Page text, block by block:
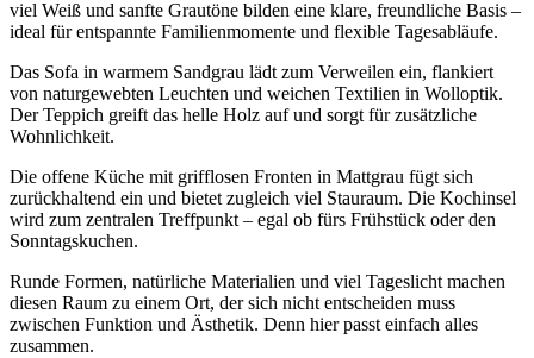
viel Weiß und sanfte Grautöne bilden eine klare, freundliche Basis –
ideal für entspannte Familienmomente und flexible Tagesabläufe.
Das Sofa in warmem Sandgrau lädt zum Verweilen ein, flankiert
von naturgewebten Leuchten und weichen Textilien in Wolloptik.
Der Teppich greift das helle Holz auf und sorgt für zusätzliche
Wohnlichkeit.
Die offene Küche mit grifflosen Fronten in Mattgrau fügt sich
zurückhaltend ein und bietet zugleich viel Stauraum. Die Kochinsel
wird zum zentralen Treffpunkt – egal ob fürs Frühstück oder den
Sonntagskuchen.
Runde Formen, natürliche Materialien und viel Tageslicht machen
diesen Raum zu einem Ort, der sich nicht entscheiden muss
zwischen Funktion und Ästhetik. Denn hier passt einfach alles
zusammen.